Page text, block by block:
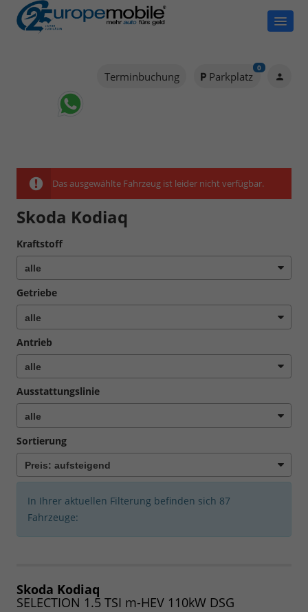
Terminbuchung Parkplatz
0
Das ausgewählte Fahrzeug ist leider nicht verfügbar.
Skoda Kodiaq
Kraftstoff
Getriebe
Antrieb
Ausstattungslinie
Sortierung
In Ihrer aktuellen Filterung befinden sich 87
Fahrzeuge:
Skoda Kodiaq
SELECTION 1.5 TSI m-HEV 110kW DSG